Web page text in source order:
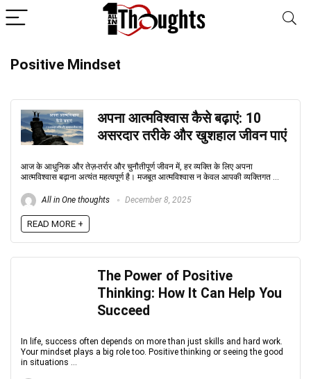
Positive Mindset
अपना आत्मविश्वास कैसे बढ़ाएं: 10
असरदार तरीके और खुशहाल जीवन पाएं
आज के आधुनिक और तेज़-तर्रार और चुनौतीपूर्ण जीवन में, हर व्यक्ति के लिए अपना
आत्मविश्वास बढ़ाना अत्यंत महत्वपूर्ण है। मजबूत आत्मविश्वास न केवल आपकी व्यक्तिगत ...
All in One thoughts December 8, 2025
READ MORE +
The Power of Positive
Thinking: How It Can Help You
Succeed
In life, success often depends on more than just skills and hard work.
Your mindset plays a big role too. Positive thinking or seeing the good
in situations ...